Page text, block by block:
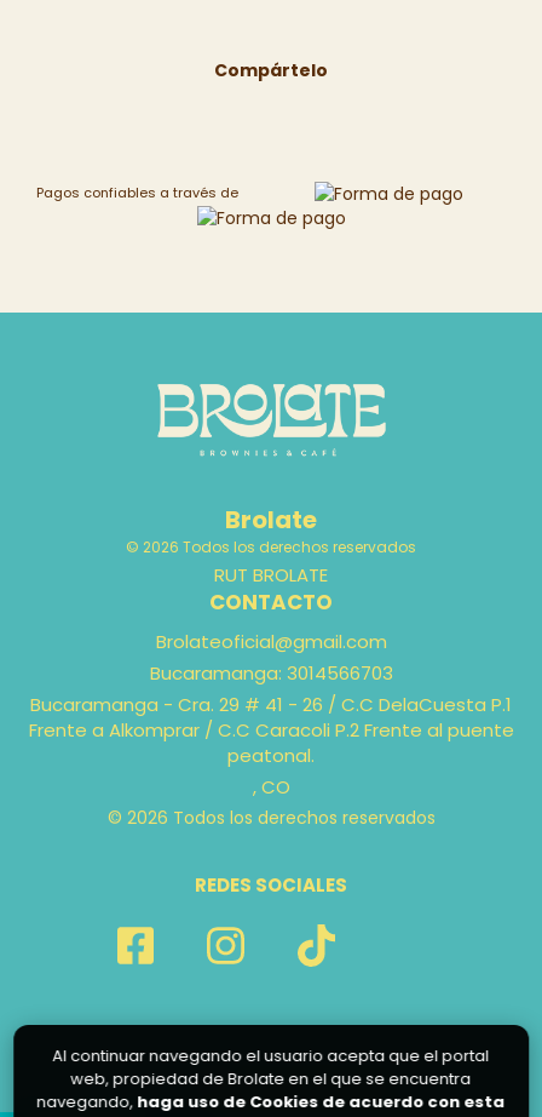
Compártelo
Pagos confiables a través de
Brolate
© 2026 Todos los derechos reservados
RUT BROLATE
CONTACTO
Brolateoficial@gmail.com
Bucaramanga: 3014566703
‎Bucaramanga - Cra. 29 # 41 - 26 ‎/ C.C DelaCuesta P.1
Frente a Alkomprar / C.C Caracoli P.2 Frente al puente
peatonal.
, CO
© 2026 Todos los derechos reservados
REDES SOCIALES
Al continuar navegando el usuario acepta que el portal
web, propiedad de Brolate en el que se encuentra
navegando, haga uso de Cookies de acuerdo con esta